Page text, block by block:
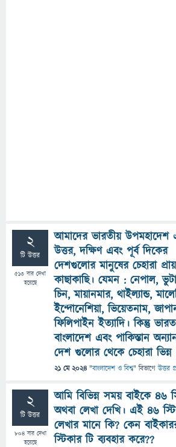
2
টি উত্তর
513 বার দেখা
হয়েছে
আমাদের ভারতীয় উপমহাদেশ
উত্তর, দক্ষিণ এবং পূর্ব দিকের
দেশগুলোর মানুষের চেহারা প্রায়
কাছাকাছি। যেমন : নেপাল,
চিন, মায়ানমার, থাইল্যান্ড,
ইন্দোনেশিয়া, ভিয়েতনাম,
ফিলিপাইন ইত্যাদি। কিন্তু
বাংলাদেশ এবং পাকিস্তান
দেশ গুলোর থেকে চেহারা
21 মে 2024 "বাংলাদেশ ও বিশ্ব" বিভাগে উত্তর
2
টি উত্তর
804বার দেখা
হয়েছে
আমি বিভিন্ন সময় বাইকে 46
অথবা লেখা দেখি। এই 46
লেখার মানে কি? কেন
স্টিকার টি ব্যবহার করে??